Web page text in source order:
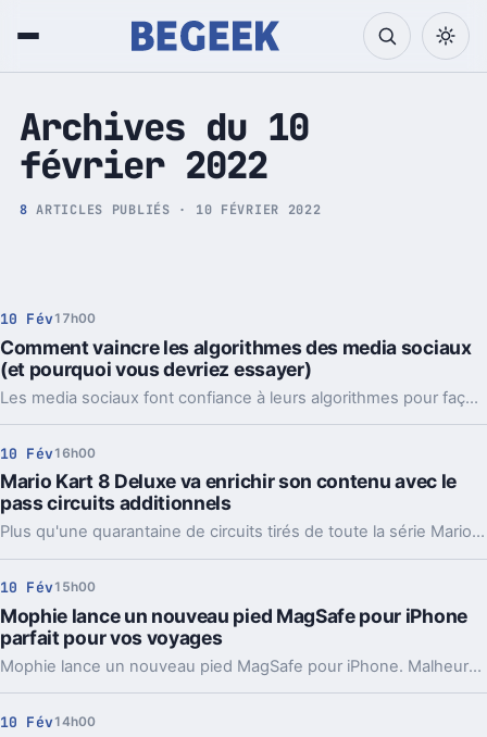
Tech et Pop culture
Archives du 10
février 2022
8 ARTICLES PUBLIÉS · 10 FÉVRIER 2022
10 Fév17h00
Comment vaincre les algorithmes des media sociaux
(et pourquoi vous devriez essayer)
Les media sociaux font confiance à leurs algorithmes pour façonner des profils sur vous, leurs utilisateurs. Il est possible de les empêcher, ou de les gêner grandement. Voici comment faire.
10 Fév16h00
Mario Kart 8 Deluxe va enrichir son contenu avec le
pass circuits additionnels
Plus qu'une quarantaine de circuits tirés de toute la série Mario Kart arrivent en version remastérisée sous forme de contenu téléchargeable payant dans Mario Kart 8 Deluxe.
10 Fév15h00
Mophie lance un nouveau pied MagSafe pour iPhone
parfait pour vos voyages
Mophie lance un nouveau pied MagSafe pour iPhone. Malheureusement, celui-ci ne permet pas de recharger l'appareil.
10 Fév14h00